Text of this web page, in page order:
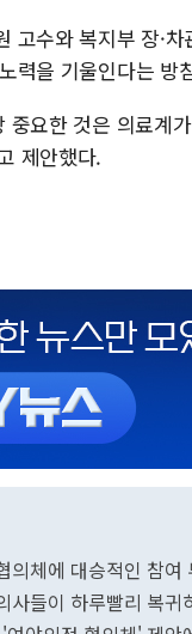
고수와 복지부 장·
력을 기울인다는 방
요한 것은 의료계
제안했다.
의체에 대승적인 참
사들이 하루빨리 복귀